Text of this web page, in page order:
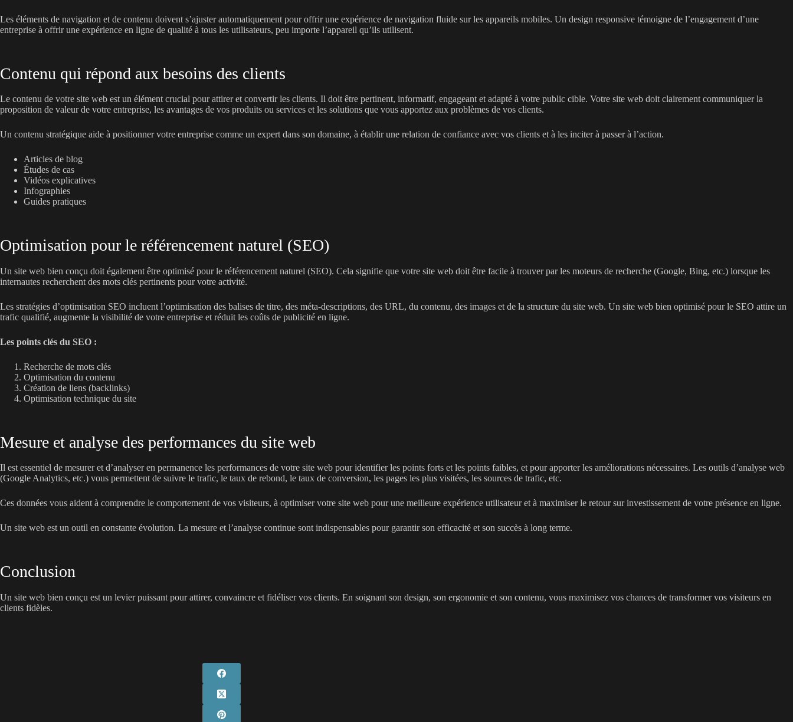
Les éléments de navigation et de contenu doivent s’ajuster automatiquement pour offrir une expérience de navigation fluide sur les appareils mobiles. Un design responsive témoigne de l’engagement d’une
entreprise à offrir une expérience en ligne de qualité à tous les utilisateurs, peu importe l’appareil qu’ils utilisent.
Contenu qui répond aux besoins des clients
Le contenu de votre site web est un élément crucial pour attirer et convertir les clients. Il doit être pertinent, informatif, engageant et adapté à votre public cible. Votre site web doit clairement communiquer la
proposition de valeur de votre entreprise, les avantages de vos produits ou services et les solutions que vous apportez aux problèmes de vos clients.
Un contenu stratégique aide à positionner votre entreprise comme un expert dans son domaine, à établir une relation de confiance avec vos clients et à les inciter à passer à l’action.
Articles de blog
Études de cas
Vidéos explicatives
Infographies
Guides pratiques
Optimisation pour le référencement naturel (SEO)
Un site web bien conçu doit également être optimisé pour le référencement naturel (SEO). Cela signifie que votre site web doit être facile à trouver par les moteurs de recherche (Google, Bing, etc.) lorsque les
internautes recherchent des mots clés pertinents pour votre activité.
Les stratégies d’optimisation SEO incluent l’optimisation des balises de titre, des méta-descriptions, des URL, du contenu, des images et de la structure du site web. Un site web bien optimisé pour le SEO attire un
trafic qualifié, augmente la visibilité de votre entreprise et réduit les coûts de publicité en ligne.
Les points clés du SEO :
Recherche de mots clés
Optimisation du contenu
Création de liens (backlinks)
Optimisation technique du site
Mesure et analyse des performances du site web
Il est essentiel de mesurer et d’analyser en permanence les performances de votre site web pour identifier les points forts et les points faibles, et pour apporter les améliorations nécessaires. Les outils d’analyse web
(Google Analytics, etc.) vous permettent de suivre le trafic, le taux de rebond, le taux de conversion, les pages les plus visitées, les sources de trafic, etc.
Ces données vous aident à comprendre le comportement de vos visiteurs, à optimiser votre site web pour une meilleure expérience utilisateur et à maximiser le retour sur investissement de votre présence en ligne.
Un site web est un outil en constante évolution. La mesure et l’analyse continue sont indispensables pour garantir son efficacité et son succès à long terme.
Conclusion
Un site web bien conçu est un levier puissant pour attirer, convaincre et fidéliser vos clients. En soignant son design, son ergonomie et son contenu, vous maximisez vos chances de transformer vos visiteurs en
clients fidèles.